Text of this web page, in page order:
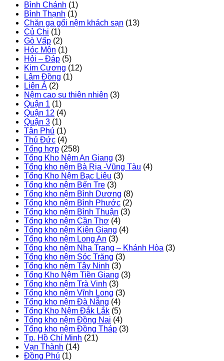
Bình Chánh (1)
Bình Thạnh (1)
Chăn ga gối nệm khách sạn (13)
Củ Chi (1)
Gò Vấp (2)
Hóc Môn (1)
Hỏi – Đáp (5)
Kim Cương (12)
Lâm Đồng (1)
Liên Á (2)
Nệm cao su thiên nhiên (3)
Quận 1 (1)
Quận 12 (4)
Quận 3 (1)
Tân Phú (1)
Thủ Đức (4)
Tổng hợp (258)
Tổng Kho Nệm An Giang (3)
Tổng kho nệm Bà Rịa -Vũng Tàu (4)
Tổng Kho Nệm Bạc Liêu (3)
Tổng kho nệm Bến Tre (3)
Tổng kho nệm Bình Dương (8)
Tổng kho nệm Bình Phước (2)
Tổng kho nệm Bình Thuận (3)
Tổng kho nệm Cần Thơ (4)
Tổng kho nệm Kiên Giang (4)
Tổng kho nệm Long An (3)
Tổng kho nệm Nha Trang – Khánh Hòa (3)
Tổng kho nệm Sóc Trăng (3)
Tổng kho nệm Tây Ninh (3)
Tổng Kho Nệm Tiền Giang (3)
Tổng kho nệm Trà Vinh (3)
Tổng kho nệm Vĩnh Long (3)
Tổng kho nệm Đà Nẵng (4)
Tổng Kho Nệm Đắk Lắk (5)
Tổng kho nệm Đồng Nai (4)
Tổng kho nệm Đồng Tháp (3)
Tp. Hồ Chí Minh (21)
Vạn Thành (14)
Đồng Phú (1)